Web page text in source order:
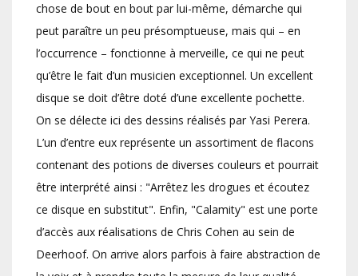
chose de bout en bout par lui-même, démarche qui
peut paraître un peu présomptueuse, mais qui – en
l’occurrence – fonctionne à merveille, ce qui ne peut
qu’être le fait d’un musicien exceptionnel. Un excellent
disque se doit d’être doté d’une excellente pochette.
On se délecte ici des dessins réalisés par Yasi Perera.
L’un d’entre eux représente un assortiment de flacons
contenant des potions de diverses couleurs et pourrait
être interprété ainsi : "Arrêtez les drogues et écoutez
ce disque en substitut". Enfin, "Calamity" est une porte
d’accès aux réalisations de Chris Cohen au sein de
Deerhoof. On arrive alors parfois à faire abstraction de